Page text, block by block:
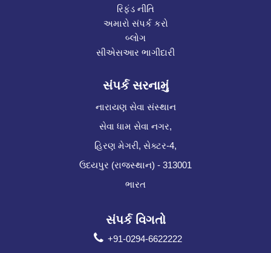
રિફંડ નીતિ
અમારો સંપર્ક કરો
બ્લોગ
સીએસઆર ભાગીદારી
સંપર્ક સરનામું
નારાયણ સેવા સંસ્થાન
સેવા ધામ સેવા નગર,
હિરણ મેગરી, સેક્ટર-4,
ઉદયપુર (રાજસ્થાન) - 313001
ભારત
સંપર્ક વિગતો
+91-0294-6622222